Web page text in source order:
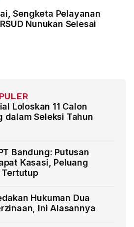
Sengketa Pelayanan
Nunukan Selesai
Loloskan 11 Calon
dalam Seleksi Tahun
Bandung: Putusan
Kasasi, Peluang
Hukuman Dua
Ini Alasannya